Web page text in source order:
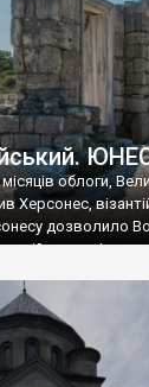
облоги,
Херсонес,
дозволило
став
На честь